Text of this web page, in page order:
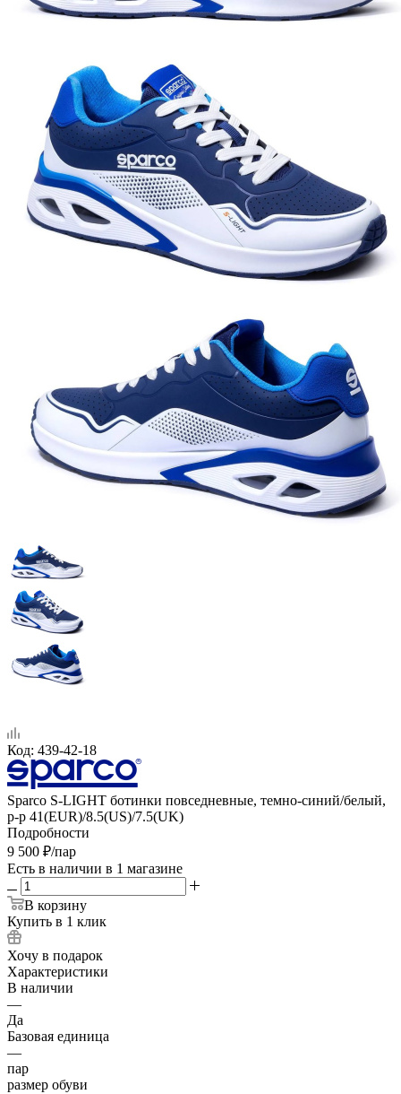
Код: 439-42-18
Sparco S-LIGHT ботинки повседневные, темно-синий/белый,
р-р 41(EUR)/8.5(US)/7.5(UK)
Подробности
9 500 ₽/пар
Есть в наличии в 1 магазине
В корзину
Купить в 1 клик
Хочу в подарок
Характеристики
В наличии
—
Да
Базовая единица
—
пар
размер обуви